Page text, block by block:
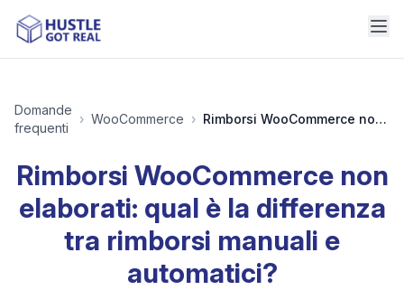
Domande
frequenti
› WooCommerce › Rimborsi WooCommerce non elaborati: qual è la differenza tra rimborsi manuali e automatici?
Rimborsi WooCommerce non
elaborati: qual è la differenza
tra rimborsi manuali e
automatici?